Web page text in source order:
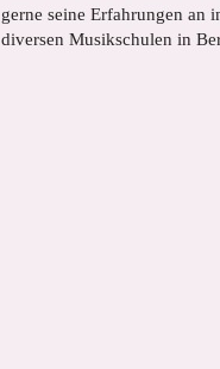
gerne seine Erfahrungen an
diversen Musikschulen in